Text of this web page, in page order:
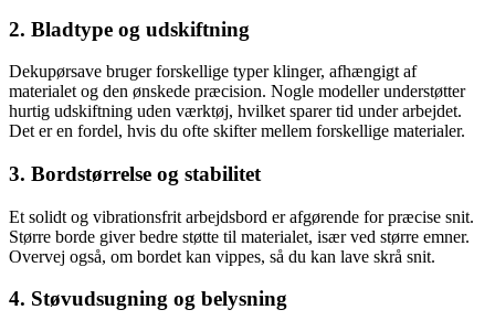
2. Bladtype og udskiftning
Dekupørsave bruger forskellige typer klinger, afhængigt af
materialet og den ønskede præcision. Nogle modeller understøtter
hurtig udskiftning uden værktøj, hvilket sparer tid under arbejdet.
Det er en fordel, hvis du ofte skifter mellem forskellige materialer.
3. Bordstørrelse og stabilitet
Et solidt og vibrationsfrit arbejdsbord er afgørende for præcise snit.
Større borde giver bedre støtte til materialet, især ved større emner.
Overvej også, om bordet kan vippes, så du kan lave skrå snit.
4. Støvudsugning og belysning